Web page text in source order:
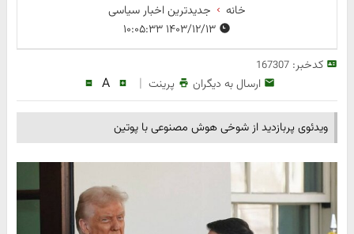
خانه
جدیدترین اخبار سیاسی
کدخبر:167307
ارسال به دیگران پرینت |
A
ویدئوی پربازدید از شوخی هوش مصنوعی با پوتین ‌